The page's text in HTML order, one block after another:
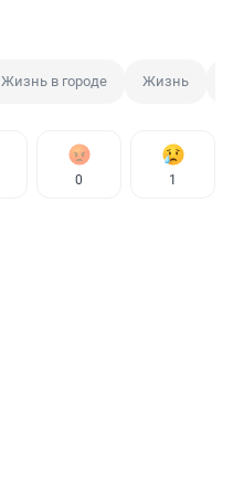
Жизнь в городе Жизнь
0 1